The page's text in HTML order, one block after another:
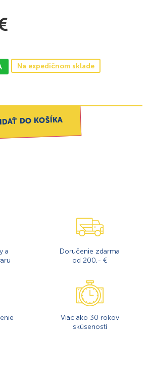
Na expedičnom sklade
DO KOŠÍKA
a
Doručenie zdarma
od 200,- €
Viac ako 30 rokov
skúseností